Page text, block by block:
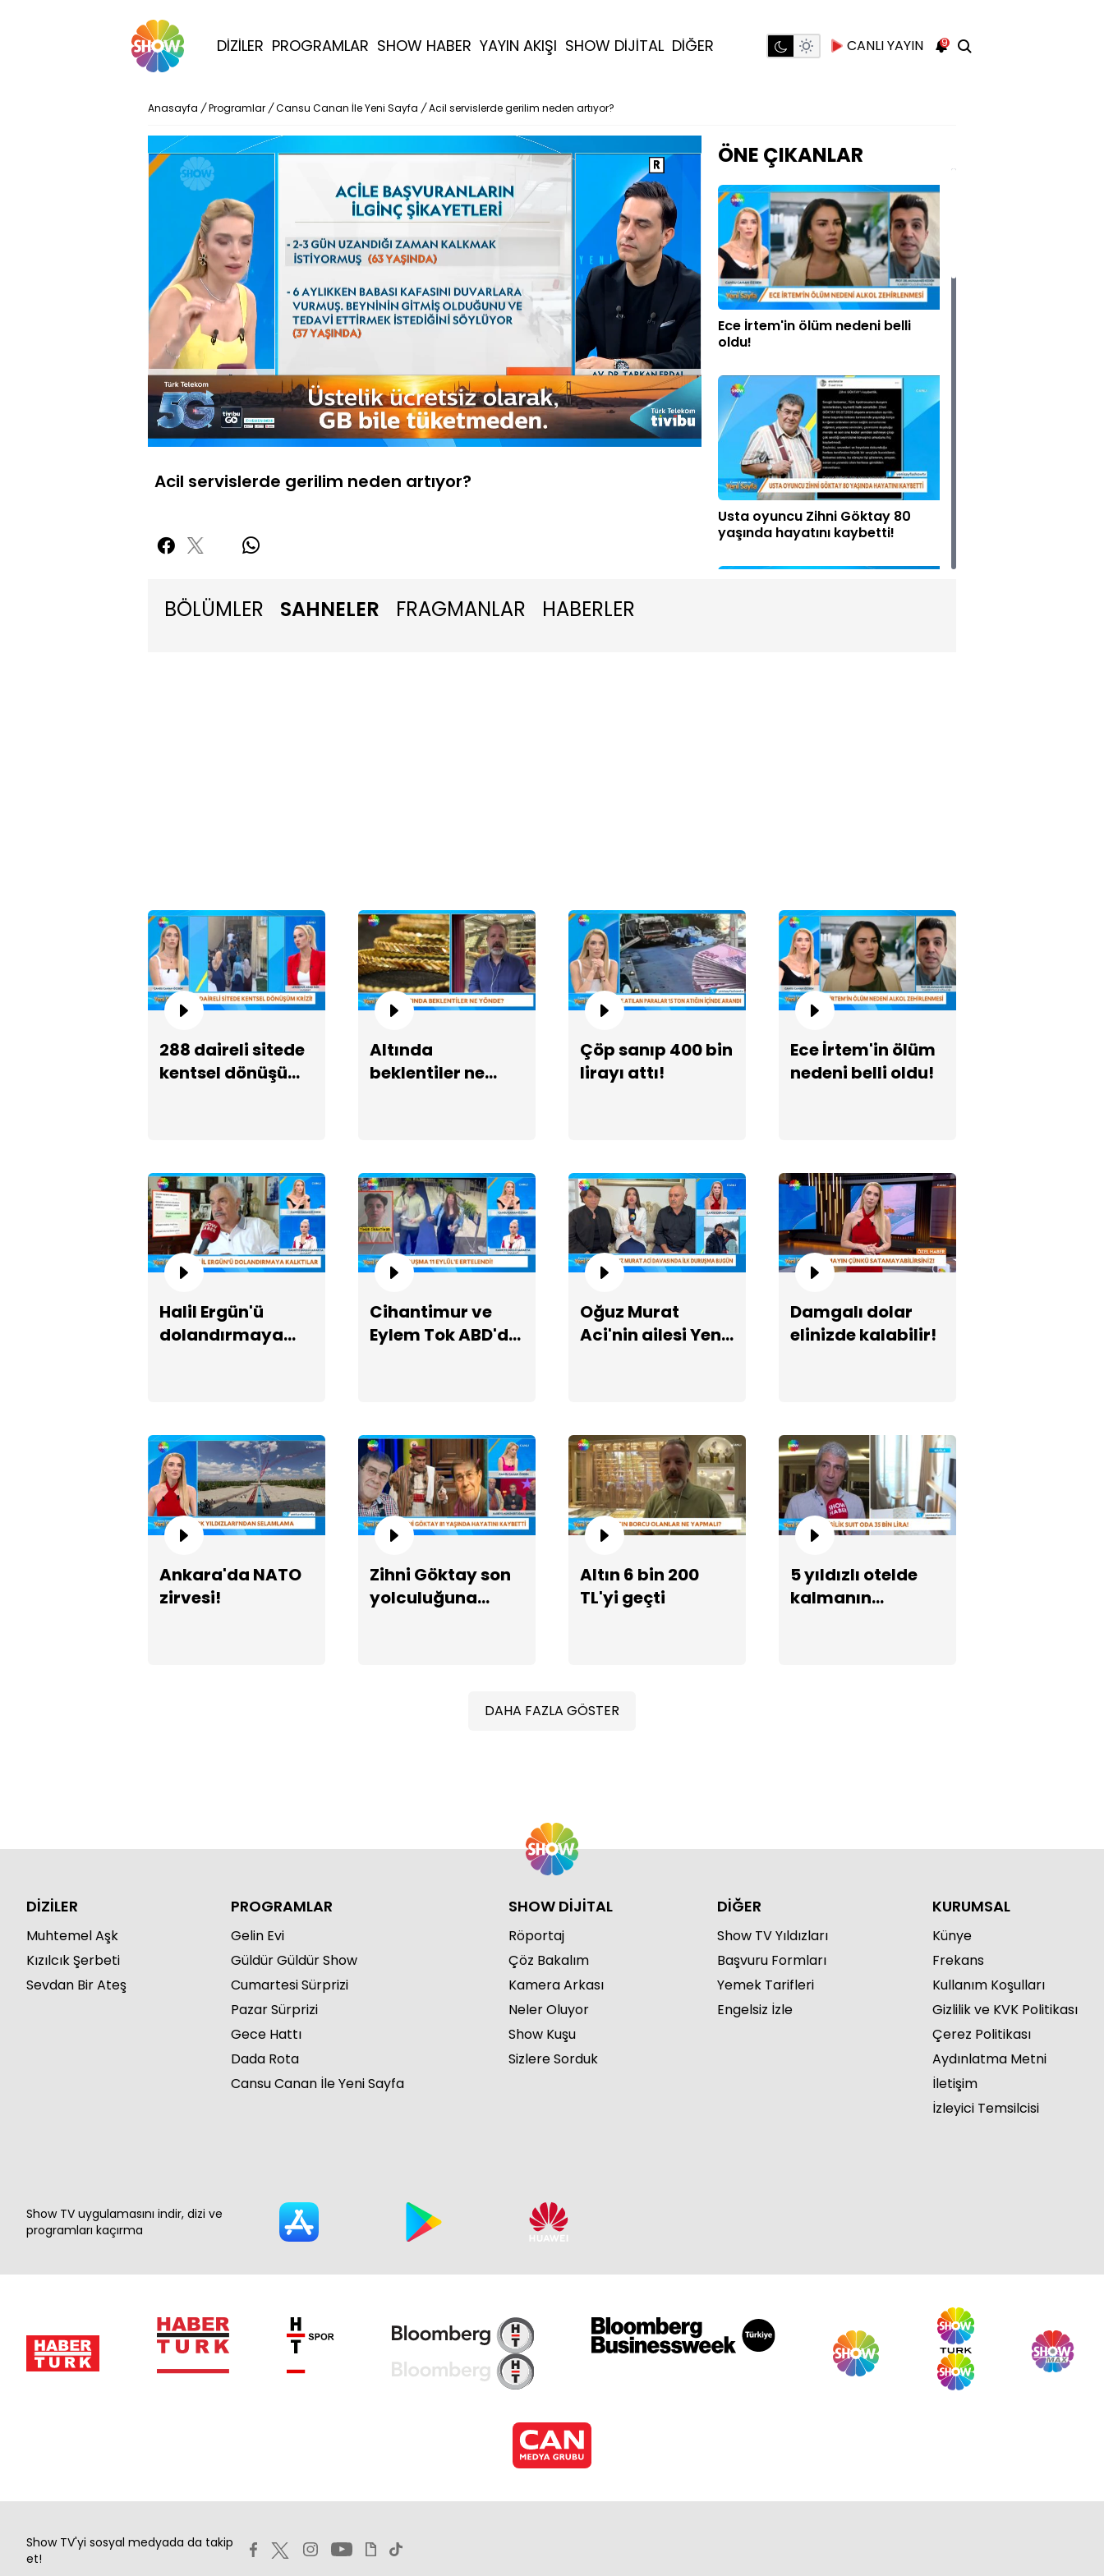
DİZİLER PROGRAMLAR SHOW HABER YAYIN AKIŞI SHOW DİJİTAL DİĞER CANLI YAYIN 9
Anasayfa / Programlar / Cansu Canan İle Yeni Sayfa / Acil servislerde gerilim neden artıyor?
Sesi
1080P
Yüklendi:
9.28%
Oynatma
Acil servislerde gerilim neden artıyor?
ÖNE ÇIKANLAR
Ece İrtem'in ölüm nedeni belli
oldu!
Usta oyuncu Zihni Göktay 80
yaşında hayatını kaybetti!
Oğuz Murat Aci'nin ailesi Yeni
288 daireli sitede kentsel
dönüşüm krizi!
Damgalı dolar elinizde kalabilir!
Kadir İnanır'ın cenazinde sefie
BÖLÜMLER SAHNELER FRAGMANLAR HABERLER
288 daireli sitede
kentsel dönüşüm
Altında
beklentiler ne
Çöp sanıp 400 bin
lirayı attı!
Ece İrtem'in ölüm
nedeni belli oldu!
Halil Ergün'ü
dolandırmaya
Cihantimur ve
Eylem Tok ABD'de
Oğuz Murat
Aci'nin ailesi Yeni
Damgalı dolar
elinizde kalabilir!
Ankara'da NATO
zirvesi!
Zihni Göktay son
yolculuğuna
Altın 6 bin 200
TL'yi geçti
5 yıldızlı otelde
kalmanın
DAHA FAZLA GÖSTER
DİZİLER
Muhtemel Aşk
Kızılcık Şerbeti
Sevdan Bir Ateş
PROGRAMLAR
Gelin Evi
Güldür Güldür Show
Cumartesi Sürprizi
Pazar Sürprizi
Gece Hattı
Dada Rota
Cansu Canan İle Yeni Sayfa
SHOW DİJİTAL
Röportaj
Çöz Bakalım
Kamera Arkası
Neler Oluyor
Show Kuşu
Sizlere Sorduk
DİĞER
Show TV Yıldızları
Başvuru Formları
Yemek Tarifleri
Engelsiz İzle
KURUMSAL
Künye
Frekans
Kullanım Koşulları
Gizlilik ve KVK Politikası
Çerez Politikası
Aydınlatma Metni
İletişim
İzleyici Temsilcisi
Show TV uygulamasını indir, dizi ve
programları kaçırma
Show TV'yi sosyal medyada da takip
et!